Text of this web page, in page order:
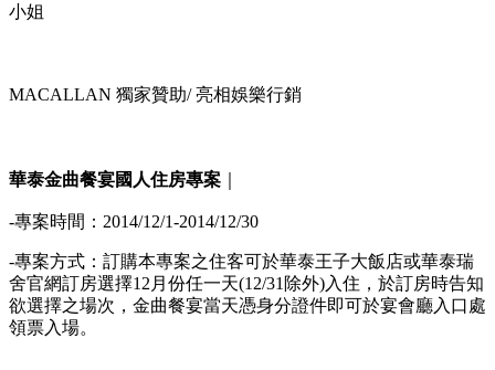
小姐
MACALLAN 獨家贊助/亮相娛樂行銷
華泰金曲餐宴國人住房專案
-專案時間：2014/12/1-2014/12/30
-專案方式：訂購本專案之住客可於華泰王子大飯店或華泰瑞
舍官網訂房選擇12月份任一天(12/31除外)入住，於訂房時告知
欲選擇之場次，金曲餐宴當天憑身分證件即可於宴會廳入口處
領票入場。